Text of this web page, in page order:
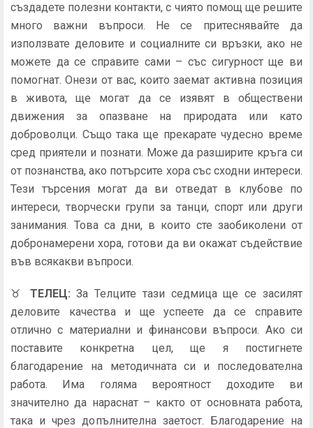
създадете полезни контакти, с чиято помощ ще решите
много важни въпроси. Не се притеснявайте да
използвате деловите и социалните си връзки, ако не
можете да се справите сами – със сигурност ще ви
помогнат. Онези от вас, които заемат активна позиция
в живота, ще могат да се изявят в обществени
движения за опазване на природата или като
доброволци. Също така ще прекарате чудесно време
сред приятели и познати. Може да разширите кръга си
от познанства, ако потърсите хора със сходни интереси.
Тези търсения могат да ви отведат в клубове по
интереси, творчески групи за танци, спорт или други
занимания. Това са дни, в които сте заобиколени от
добронамерени хора, готови да ви окажат съдействие
във всякакви въпроси.
♉ ТЕЛЕЦ: За Телците тази седмица ще се засилят
деловите качества и ще успеете да се справите
отлично с материални и финансови въпроси. Ако си
поставите конкретна цел, ще я постигнете
благодарение на методичната си и последователна
работа. Има голяма вероятност доходите ви
значително да нараснат – както от основната работа,
така и чрез допълнителна заетост. Благодарение на